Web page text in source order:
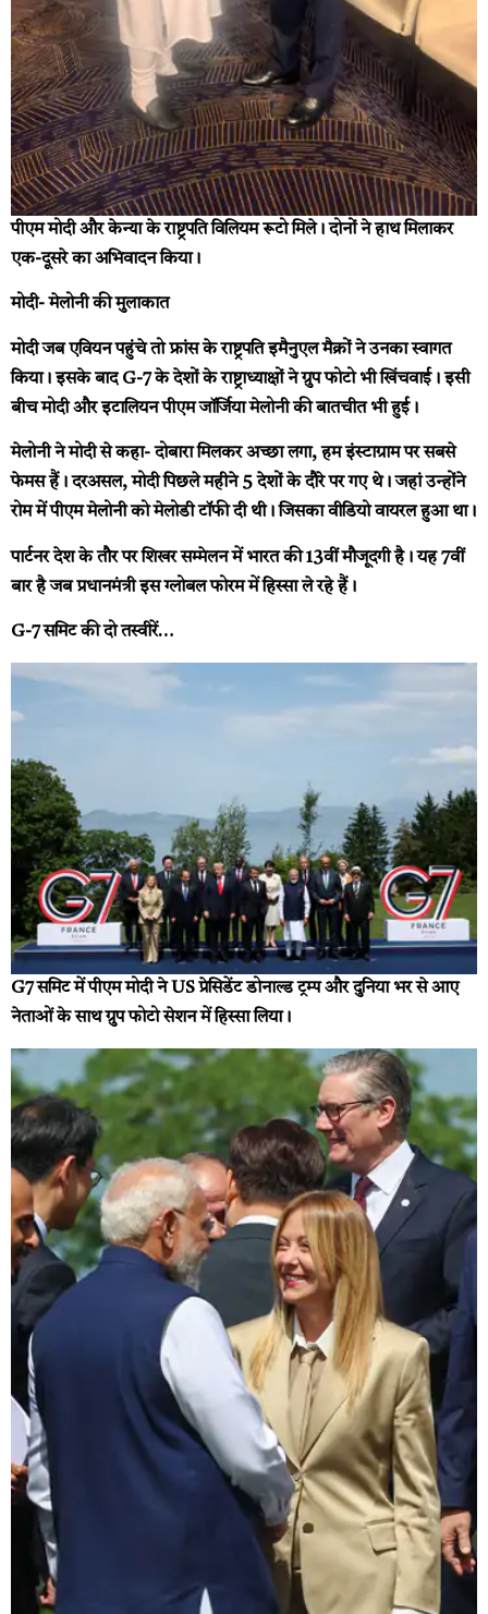
पीएम मोदी और केन्या के राष्ट्रपति विलियम रूटो मिले। दोनों ने हाथ मिलाकर
एक-दूसरे का अभिवादन किया।
मोदी- मेलोनी की मुलाकात
मोदी जब एवियन पहुंचे तो फ्रांस के राष्ट्रपति इमैनुएल मैक्रों ने उनका स्वागत
किया। इसके बाद G-7 के देशों के राष्ट्राध्याक्षों ने ग्रुप फोटो भी खिंचवाई। इसी
बीच मोदी और इटालियन पीएम जॉर्जिया मेलोनी की बातचीत भी हुई।
मेलोनी ने मोदी से कहा- दोबारा मिलकर अच्छा लगा, हम इंस्टाग्राम पर सबसे
फेमस हैं। दरअसल, मोदी पिछले महीने 5 देशों के दौरे पर गए थे। जहां उन्होंने
रोम में पीएम मेलोनी को मेलोडी टॉफी दी थी। जिसका वीडियो वायरल हुआ था।
पार्टनर देश के तौर पर शिखर सम्मेलन में भारत की 13वीं मौजूदगी है। यह 7वीं
बार है जब प्रधानमंत्री इस ग्लोबल फोरम में हिस्सा ले रहे हैं।
G-7 समिट की दो तस्वीरें…
G7 समिट में पीएम मोदी ने US प्रेसिडेंट डोनाल्ड ट्रम्प और दुनिया भर से आए
नेताओं के साथ ग्रुप फोटो सेशन में हिस्सा लिया।